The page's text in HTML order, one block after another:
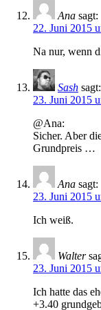
Ana sagt:
22. Juni 2015
Na nur, wenn
Sash sagt:
23. Juni 2015
@Ana:
Sicher. Aber
Grundpreis …
Ana sagt:
23. Juni 2015
Ich weiß.
Walter
23. Juni 2015
Ich hatte das
+3.40